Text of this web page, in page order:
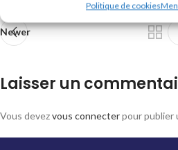
Politique de cookies
Newer
Laisser un
Vous devezvous connecterpour publier